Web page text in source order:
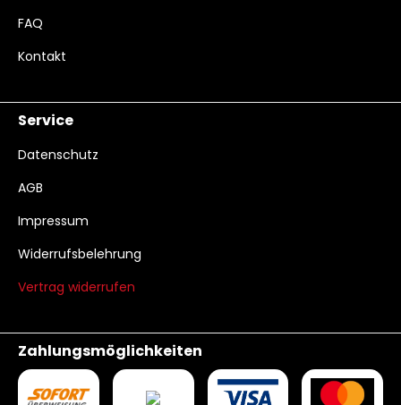
FAQ
Kontakt
Service
Datenschutz
AGB
Impressum
Widerrufsbelehrung
Vertrag widerrufen
Zahlungsmöglichkeiten